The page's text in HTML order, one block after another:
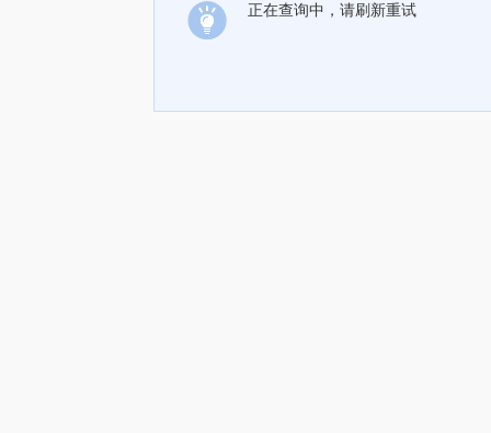
正在查询中，请刷新重试